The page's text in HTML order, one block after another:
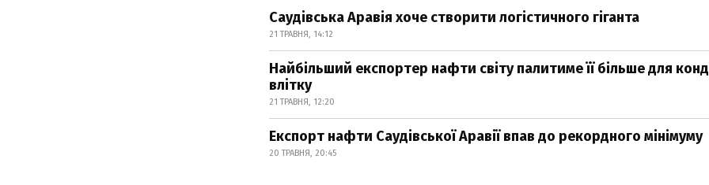
Саудівська Аравія хоче створити логістичного гіганта
21 ТРАВНЯ, 14:12
Найбільший експортер нафти світу палитиме її більше для
влітку
21 ТРАВНЯ, 12:20
Експорт нафти Саудівської Аравії впав до рекордного мінімуму
20 ТРАВНЯ, 20:45